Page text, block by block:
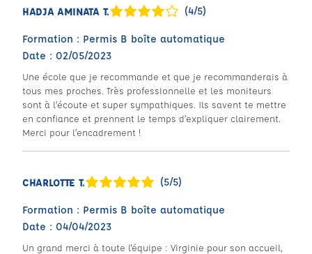
HADJA AMINATA T. (4/5)
Formation : Permis B boîte automatique
Date : 02/05/2023
Une école que je recommande et que je recommanderais à
tous mes proches. Très professionnelle et les moniteurs
sont à l’écoute et super sympathiques. Ils savent te mettre
en confiance et prennent le temps d’expliquer clairement.
Merci pour l’encadrement !
CHARLOTTE T. (5/5)
Formation : Permis B boîte automatique
Date : 04/04/2023
Un grand merci à toute l'équipe : Virginie pour son accueil,